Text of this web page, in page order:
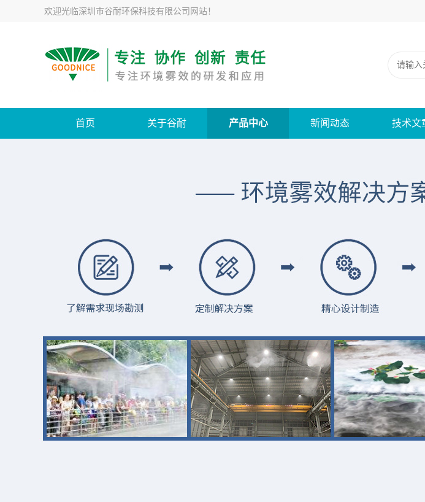
欢迎光临深圳市谷耐环保科技有限公司网站！
首页 关于谷耐 产品中心 新闻动态 技术文